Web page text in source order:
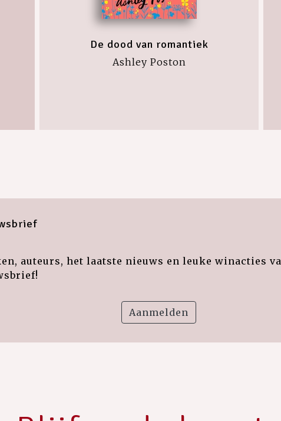
De dood van romantiek
Ashley Poston
auteurs, het laatste nieuws en leuke winacties
Aanmelden